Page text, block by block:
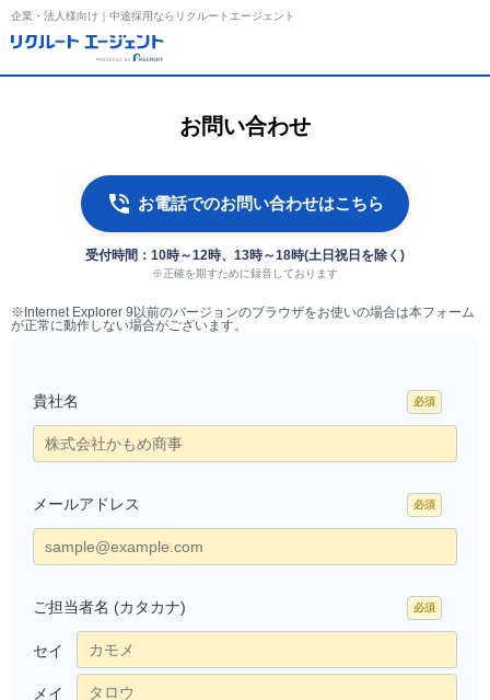
企業・法人様向け｜中途採用ならリクルートエージェント
お問い合わせ
お電話でのお問い合わせはこちら
受付時間：10時～12時、13時～18時(土日祝日を除く)
※正確を期すために録音しております
※Internet Explorer 9以前のバージョンのブラウザをお使いの場合は本フォーム
が正常に動作しない場合がございます。
貴社名
メールアドレス
ご担当者名 (カタカナ)
セイ
メイ